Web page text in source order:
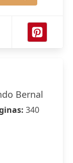
Bernal
340